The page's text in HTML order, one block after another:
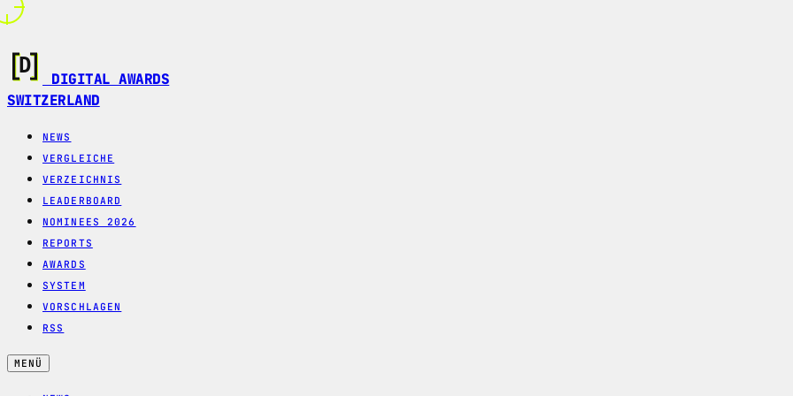
DIGITAL AWARDS
SWITZERLAND
NEWS
VERGLEICHE
VERZEICHNIS
LEADERBOARD
NOMINEES 2026
REPORTS
AWARDS
SYSTEM
VORSCHLAGEN
RSS
MENÜ